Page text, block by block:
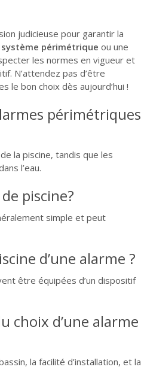
judicieuse pour garantir la
système périmétrique ou une
les normes en vigueur et
N’attendez pas d’être
le bon choix dès aujourd’hui !
périmétriques
la piscine, tandis que les
l’eau.
piscine?
simple et peut
d’une alarme ?
être équipées d’un dispositif
choix d’une alarme
la facilité d’installation, et la